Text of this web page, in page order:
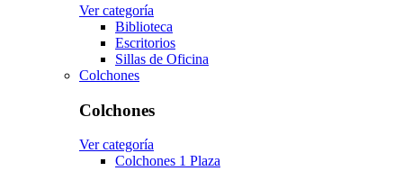
Ver categoría
Biblioteca
Escritorios
Sillas de Oficina
Colchones
Colchones
Ver categoría
Colchones 1 Plaza